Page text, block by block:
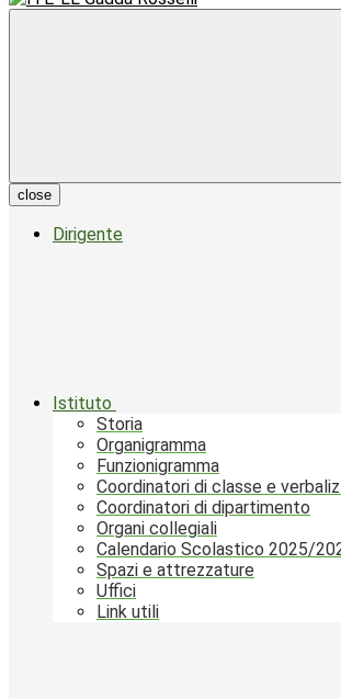
close
Dirigente
Istituto
Storia
Organigramma
Funzionigramma
Coordinatori di classe e
Coordinatori di dipartimento
Organi collegiali
Calendario Scolastico 2025/
Spazi e attrezzature
Uffici
Link utili